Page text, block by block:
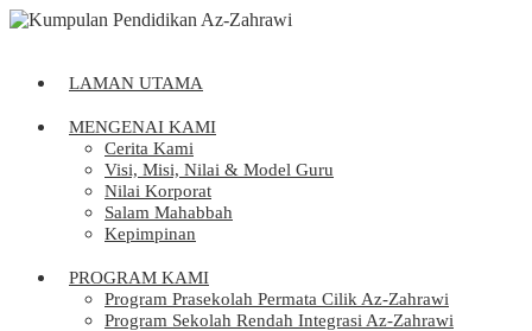
LAMAN UTAMA
MENGENAI KAMI
Cerita Kami
Visi, Misi, Nilai & Model Guru
Nilai Korporat
Salam Mahabbah
Kepimpinan
PROGRAM KAMI
Program Prasekolah Permata Cilik Az-Zahrawi
Program Sekolah Rendah Integrasi Az-Zahrawi